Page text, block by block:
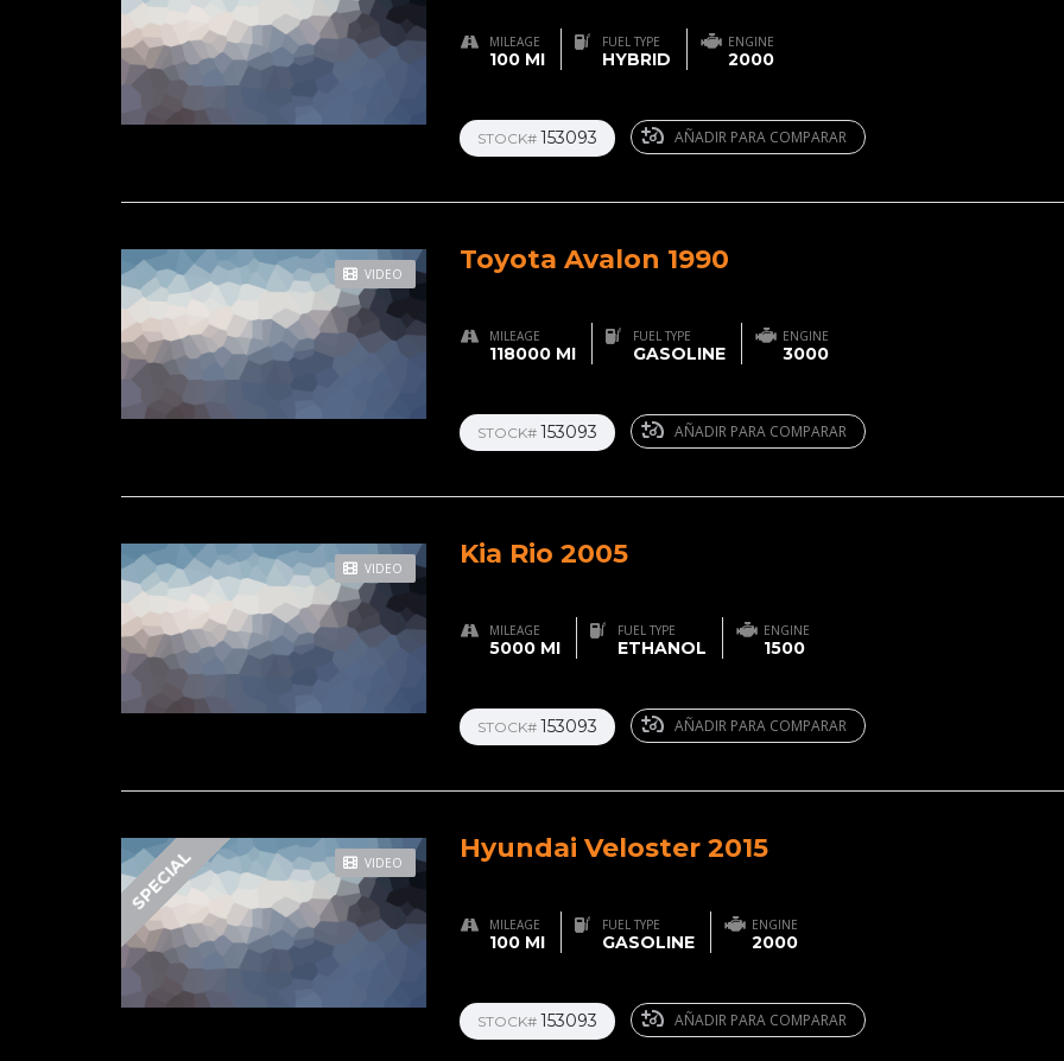
MILEAGE
100 MI
FUEL TYPE
HYBRID
ENGINE
2000
STOCK# 153093 AÑADIR PARA COMPARAR
VIDEO Toyota Avalon 1990
MILEAGE
118000 MI
FUEL TYPE
GASOLINE
ENGINE
3000
STOCK# 153093 AÑADIR PARA COMPARAR
VIDEO Kia Rio 2005
MILEAGE
5000 MI
FUEL TYPE
ETHANOL
ENGINE
1500
STOCK# 153093 AÑADIR PARA COMPARAR
VIDEO
SPECIAL Hyundai Veloster 2015
MILEAGE
100 MI
FUEL TYPE
GASOLINE
ENGINE
2000
STOCK# 153093 AÑADIR PARA COMPARAR